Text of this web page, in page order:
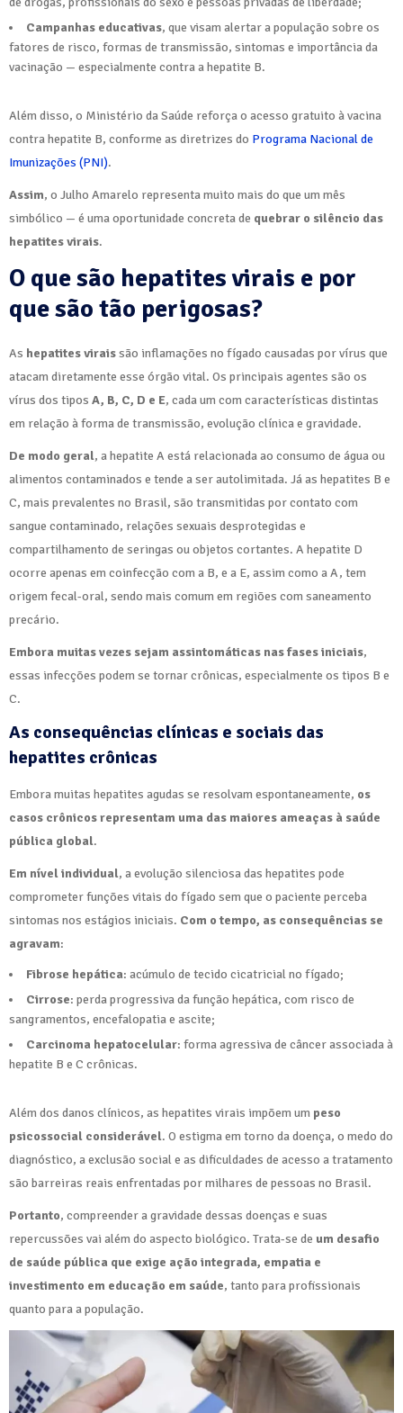
Campanhas educativas, que visam alertar a população sobre os
fatores de risco, formas de transmissão, sintomas e importância da
vacinação — especialmente contra a hepatite B.
Além disso, o Ministério da Saúde reforça o acesso gratuito à vacina
contra hepatite B, conforme as diretrizes do Programa Nacional de
Imunizações (PNI).
Assim, o Julho Amarelo representa muito mais do que um mês
simbólico — é uma oportunidade concreta de quebrar o silêncio das
hepatites virais.
O que são hepatites virais e por
que são tão perigosas?
As hepatites viraissão inflamações no fígado causadas por vírus que
atacam diretamente esse órgão vital. Os principais agentes são os
vírus dos tipos A, B, C, D e E, cada um com características distintas
em relação à forma de transmissão, evolução clínica e gravidade.
De modo geral, a hepatite A está relacionada ao consumo de água ou
alimentos contaminados e tende a ser autolimitada. Já as hepatites B e
C, mais prevalentes no Brasil, são transmitidas por contato com
sangue contaminado, relações sexuais desprotegidas e
compartilhamento de seringas ou objetos cortantes. A hepatite D
ocorre apenas em coinfecção com a B, e a E, assim como a A, tem
origem fecal-oral, sendo mais comum em regiões com saneamento
precário.
Embora muitas vezes sejam assintomáticas nas fases iniciais,
essas infecções podem se tornar crônicas, especialmente os tipos B e
C.
As consequências clínicas e sociais das
hepatites crônicas
Embora muitas hepatites agudas se resolvam espontaneamente, os
casos crônicos representam uma das maiores ameaças à saúde
pública global.
Em nível individual, a evolução silenciosa das hepatites pode
comprometer funções vitais do fígado sem que o paciente perceba
sintomas nos estágios iniciais. Com o tempo, as consequências se
agravam:
Fibrose hepática: acúmulo de tecido cicatricial no fígado;
Cirrose: perda progressiva da função hepática, com risco de
sangramentos, encefalopatia e ascite;
Carcinoma hepatocelular: forma agressiva de câncer associada à
hepatite B e C crônicas.
Além dos danos clínicos, as hepatites virais impõem um peso
psicossocial considerável. O estigma em torno da doença, o medo do
diagnóstico, a exclusão social e as dificuldades de acesso a tratamento
são barreiras reais enfrentadas por milhares de pessoas no Brasil.
Portanto, compreender a gravidade dessas doenças e suas
repercussões vai além do aspecto biológico. Trata-se de um desafio
de saúde pública que exige ação integrada, empatia e
investimento em educação em saúde, tanto para profissionais
quanto para a população.